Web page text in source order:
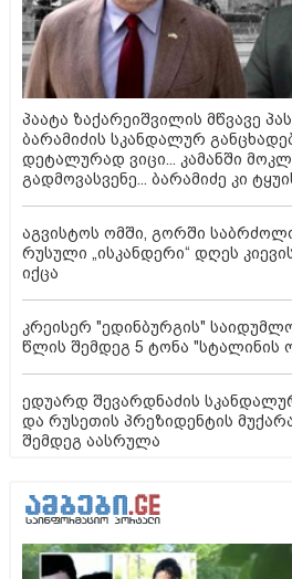
პაატა ზაქარეიშვილის მწვავე
ბარამიძის სკანდალურ
დეტალურად ვიცი... კამანში
გადმოვასვენე... ბარამიძე კი
აგვისტოს ომში, გორში
რუსული „ისკანდერი“ დღეს
იქცა
კრეისერ "ედინბურგის"
წლის შემდეგ 5 ტონა "სტალინის
ედუარდ შევარდნაძის
და რუსეთის პრეზიდენტის
შემდეგ აასრულა